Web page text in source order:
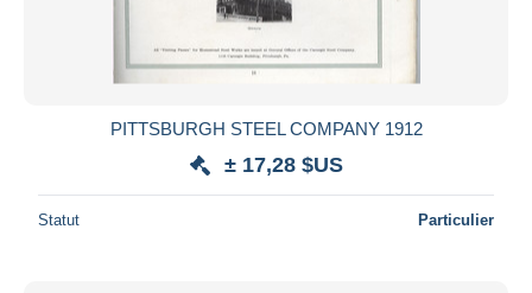
PITTSBURGH STEEL COMPANY 1912
± 17,28 $US
Statut Particulier